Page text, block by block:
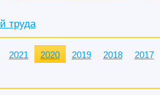
труда
2021 2020 2019 2018 2017